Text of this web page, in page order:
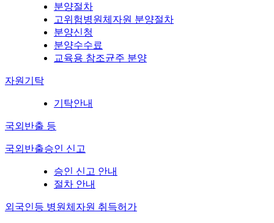
분양절차
고위험병원체자원 분양절차
분양신청
분양수수료
교육용 참조균주 분양
자원기탁
기탁안내
국외반출 등
국외반출승인 신고
승인 신고 안내
절차 안내
외국인등 병원체자원 취득허가